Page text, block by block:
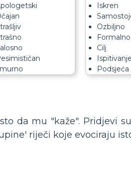
Iskren
Ozbiljno
Formalno
Cilj
Ispitivanje
Podsjeća
da mu "kaže". Pridjevi
riječi koje evociraju